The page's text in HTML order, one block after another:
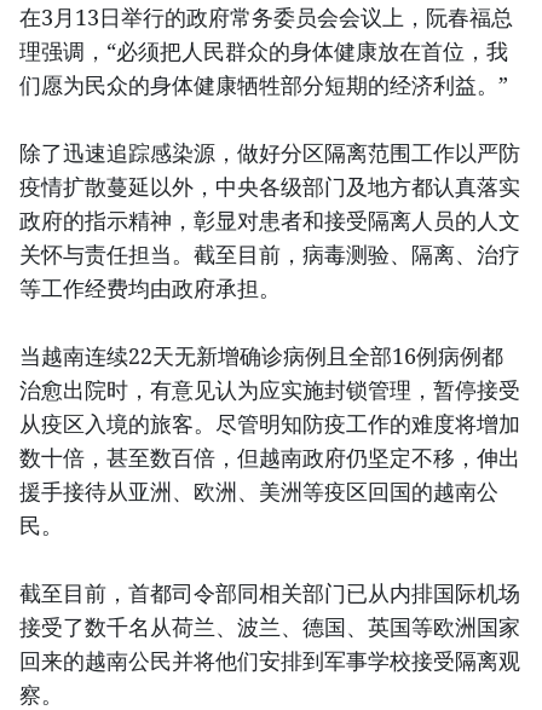
在3月13日举行的政府常务委员会会议上，阮春福总
理强调，“必须把人民群众的身体健康放在首位，我
们愿为民众的身体健康牺牲部分短期的经济利益。”
除了迅速追踪感染源，做好分区隔离范围工作以严防
疫情扩散蔓延以外，中央各级部门及地方都认真落实
政府的指示精神，彰显对患者和接受隔离人员的人文
关怀与责任担当。截至目前，病毒测验、隔离、治疗
等工作经费均由政府承担。
当越南连续22天无新增确诊病例且全部16例病例都
治愈出院时，有意见认为应实施封锁管理，暂停接受
从疫区入境的旅客。尽管明知防疫工作的难度将增加
数十倍，甚至数百倍，但越南政府仍坚定不移，伸出
援手接待从亚洲、欧洲、美洲等疫区回国的越南公
民。
截至目前，首都司令部同相关部门已从内排国际机场
接受了数千名从荷兰、波兰、德国、英国等欧洲国家
回来的越南公民并将他们安排到军事学校接受隔离观
察。